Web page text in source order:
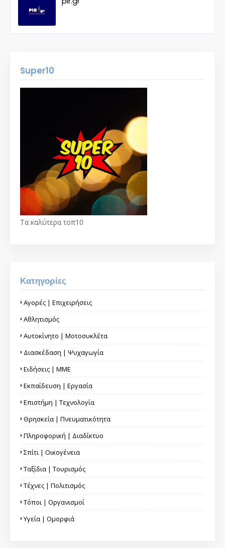
Super10
Τα καλύτερα τοπ10
Κατηγορίες
Αγορές | Επιχειρήσεις
Αθλητισμός
Αυτοκίνητο | Μοτοσυκλέτα
Διασκέδαση | Ψυχαγωγία
Ειδήσεις | ΜΜΕ
Εκπαίδευση | Εργασία
Επιστήμη | Τεχνολογία
Θρησκεία | Πνευματικότητα
Πληροφορική | Διαδίκτυο
Σπίτι | Οικογένεια
Ταξίδια | Τουρισμός
Τέχνες | Πολιτισμός
Τόποι | Οργανισμοί
Υγεία | Ομορφιά